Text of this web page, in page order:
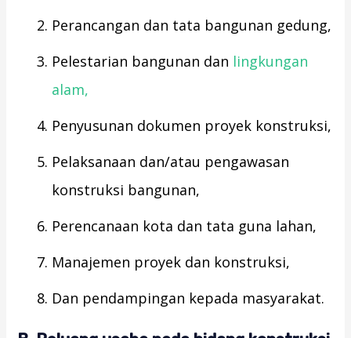
Perancangan dan tata bangunan gedung,
Pelestarian bangunan dan lingkungan
alam,
Penyusunan dokumen proyek konstruksi,
Pelaksanaan dan/atau pengawasan
konstruksi bangunan,
Perencanaan kota dan tata guna lahan,
Manajemen proyek dan konstruksi,
Dan pendampingan kepada masyarakat.